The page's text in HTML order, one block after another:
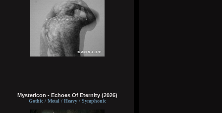
Mystericon - Echoes Of Eternity (2026)
Gothic / Metal / Heavy / Symphonic